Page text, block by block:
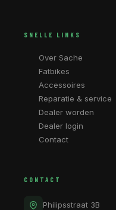
SNELLE LINKS
Over Sache
Fatbikes
Accessoires
Reparatie & service
Dealer worden
Dealer login
Contact
CONTACT
Philipsstraat 3B